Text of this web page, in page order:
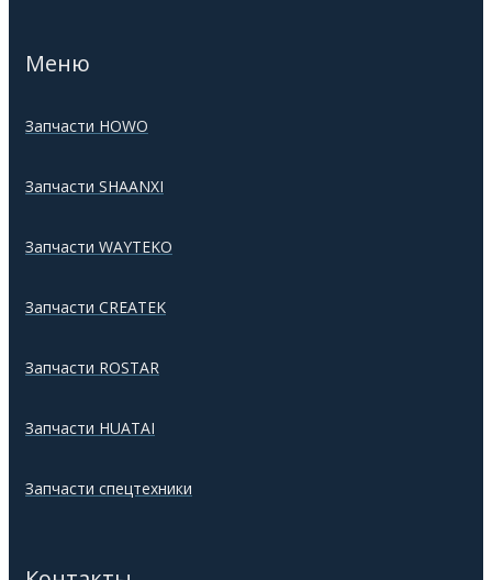
Меню
Запчасти HOWO
Запчасти SHAANXI
Запчасти WAYTEKO
Запчасти CREATEK
Запчасти ROSTAR
Запчасти HUATAI
Запчасти спецтехники